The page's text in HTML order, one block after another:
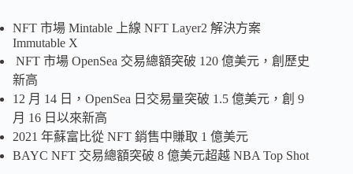
NFT 市場 Mintable 上線 NFT Layer2 解決方案
Immutable X
NFT 市場 OpenSea 交易總額突破 120 億美元，創歷史
新高
12 月 14 日，OpenSea 日交易量突破 1.5 億美元，創 9
月 16 日以來新高
2021 年蘇富比從 NFT 銷售中賺取 1 億美元
BAYC NFT 交易總額突破 8 億美元超越 NBA Top Shot